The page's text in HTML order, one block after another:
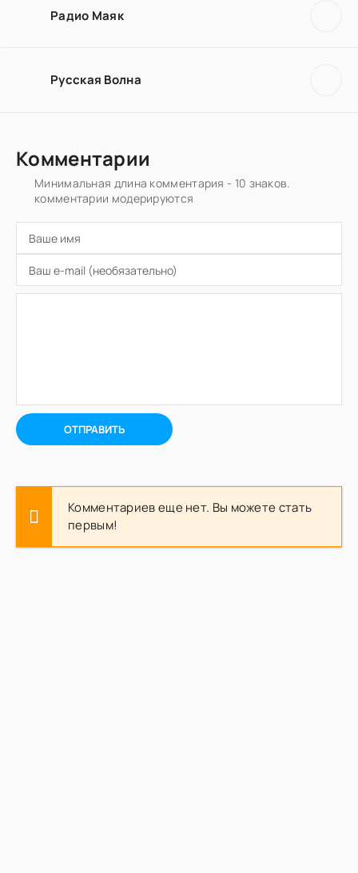
Радио Маяк
Русская Волна
Комментарии
Минимальная длина комментария - 10 знаков.
комментарии модерируются
ОТПРАВИТЬ
Комментариев еще нет. Вы можете стать
первым!